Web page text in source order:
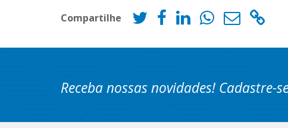
Compartilhe
Receba nossas novidades! Cadastre-